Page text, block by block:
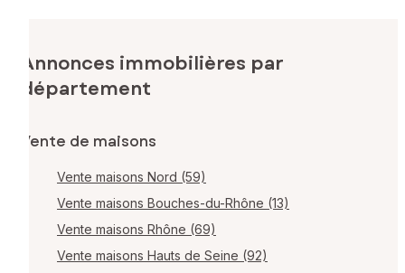
Annonces immobilières par
département
Vente de maisons
Vente maisons Nord (59)
Vente maisons Bouches-du-Rhône (13)
Vente maisons Rhône (69)
Vente maisons Hauts de Seine (92)